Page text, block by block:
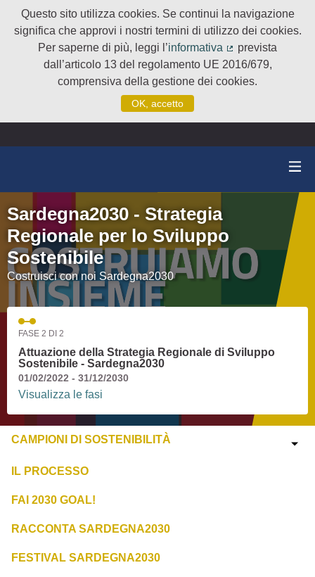
Questo sito utilizza cookies. Se continui la navigazione
significa che approvi i nostri termini di utilizzo dei cookies.
Per saperne di più, leggi l’informativa
(Collegamento
prevista
dall’articolo 13 del regolamento UE 2016/679,
comprensiva della gestione dei cookies.
OK, accetto
Sardegna2030 - Strategia
Regionale per lo Sviluppo
Sostenibile
Costruisci con noi Sardegna2030
FASE 2 DI 2
Attuazione della Strategia Regionale di Sviluppo
Sostenibile - Sardegna2030
01/02/2022 - 31/12/2030
Visualizza le fasi
CAMPIONI DI SOSTENIBILITÀ
IL PROCESSO
FAI 2030 GOAL!
RACCONTA SARDEGNA2030
FESTIVAL SARDEGNA2030